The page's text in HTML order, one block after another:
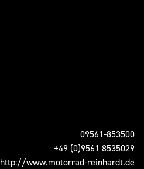
09561-853500
+49 (0)9561 8535029
http://www.motorrad-reinhardt.de